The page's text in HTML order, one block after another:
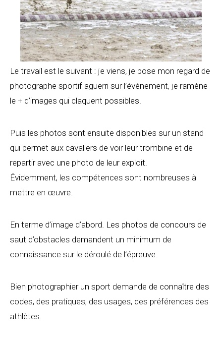
Le travail est le suivant : je viens, je pose mon regard de
photographe sportif aguerri sur l’événement, je ramène
le + d’images qui claquent possibles.
Puis les photos sont ensuite disponibles sur un stand
qui permet aux cavaliers de voir leur trombine et de
repartir avec une photo de leur exploit.
Évidemment, les compétences sont nombreuses à
mettre en œuvre.
En terme d’image d’abord. Les photos de concours de
saut d’obstacles demandent un minimum de
connaissance sur le déroulé de l’épreuve.
Bien photographier un sport demande de connaître des
codes, des pratiques, des usages, des préférences des
athlètes.